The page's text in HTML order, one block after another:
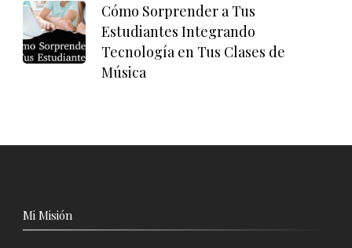
Cómo Sorprender a Tus
Estudiantes Integrando
Tecnología en Tus Clases de
Música
Mi Misión